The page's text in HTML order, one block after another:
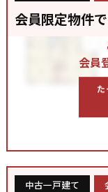
会員限定物件
会員
中古一戸建て